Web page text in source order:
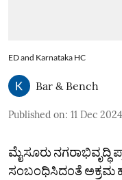
ED and Karnataka HC
Bar & Bench
Published on: 11 Dec
ಮೈಸೂರು ನಗರಾಭಿವೃದ್ಧಿ
ಸಂಬಂಧಿಸಿದಂತೆ ಅಕ್ರಮ